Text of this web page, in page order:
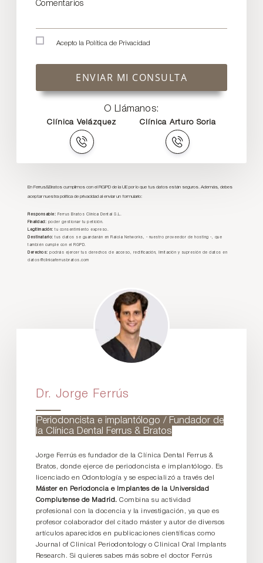
Comentarios
Acepto la Política de Privacidad
ENVIAR MI CONSULTA
O Llámanos:
Clínica Velázquez Clínica Arturo Soria
En Ferrus&Bratos cumplimos con el RGPD de la UE por lo que tus datos están seguros. Además, debes
aceptar nuestra política de privacidad al enviar un formulario:
Responsable: Ferrus Bratos Clínica Dental S.L.
Finalidad: poder gestionar tu petición.
Legitimación: tu consentimiento expreso.
Destinatario: tus datos se guardarán en Raiola Networks, - nuestro proveedor de hosting -, que
también cumple con el RGPD.
Derechos: podrás ejercer tus derechos de acceso, rectificación, limitación y supresión de datos en
datos@clinicaferrusbratos.com
Dr. Jorge Ferrús
Periodoncista e implantólogo / Fundador de
la Clínica Dental Ferrus & Bratos
Jorge Ferrús es fundador de la Clínica Dental Ferrus &
Bratos, donde ejerce de periodoncista e implantólogo. Es
licenciado en Odontología y se especializó a través del
Máster en Periodoncia e Implantes de la Universidad
Complutense de Madrid. Combina su actividad
profesional con la docencia y la investigación, ya que es
profesor colaborador del citado máster y autor de diversos
artículos aparecidos en publicaciones científicas como
Journal of Clinical Periodontology o Clinical Oral Implants
Research. Si quieres sabes más sobre el doctor Ferrús